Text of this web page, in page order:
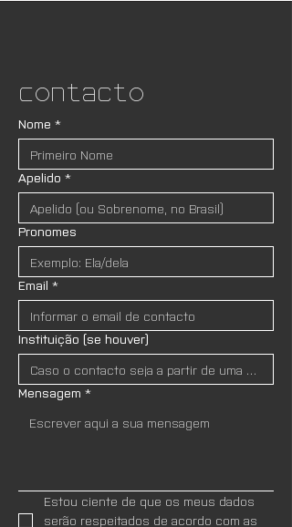
Contacto
Nome *
Apelido *
Pronomes
Email *
Instituição (se houver)
Mensagem *
Estou ciente de que os meus dados